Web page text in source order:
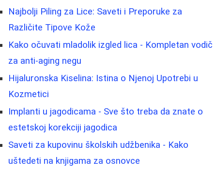
Najbolji Piling za Lice: Saveti i Preporuke za
Različite Tipove Kože
Kako očuvati mladolik izgled lica - Kompletan vodič
za anti-aging negu
Hijaluronska Kiselina: Istina o Njenoj Upotrebi u
Kozmetici
Implanti u jagodicama - Sve što treba da znate o
estetskoj korekciji jagodica
Saveti za kupovinu školskih udžbenika - Kako
uštedeti na knjigama za osnovce